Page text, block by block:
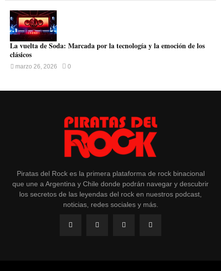
La vuelta de Soda: Marcada por la tecnología y la emoción de los
clásicos
marzo 26, 2026 0
Piratas del Rock es la primera plataforma de rock binacional
que une a Argentina y Chile donde podrán navegar y descubrir
los secretos de las leyendas del rock en nuestros podcast,
noticias, redes sociales y más.